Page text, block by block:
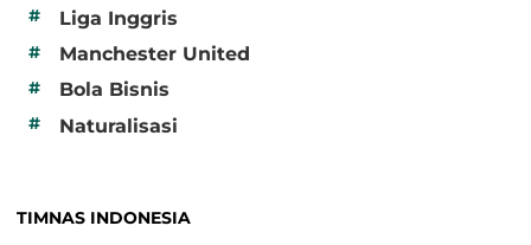
# Liga Inggris
# Manchester United
# Bola Bisnis
# Naturalisasi
TIMNAS INDONESIA